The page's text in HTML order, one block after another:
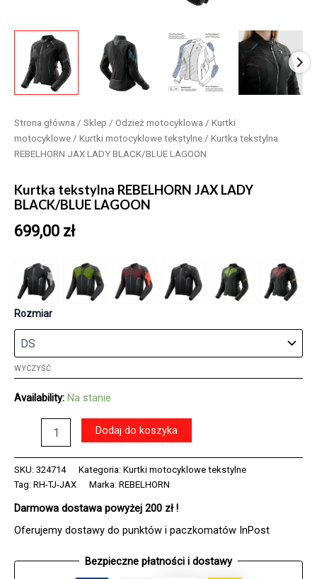
Strona główna / Sklep / Odzież motocyklowa / Kurtki
motocyklowe / Kurtki motocyklowe tekstylne / Kurtka tekstylna
REBELHORN JAX LADY BLACK/BLUE LAGOON
Kurtka tekstylna REBELHORN JAX LADY
BLACK/BLUE LAGOON
699,00 zł
Rozmiar
WYCZYŚĆ
Availability: Na stanie
REBELHORN
JAX
BLACK/BLUE
LAGOON
Dodaj do koszyka
SKU: 324714 Kategoria: Kurtki motocyklowe tekstylne
Tag: RH-TJ-JAX Marka: REBELHORN
Darmowa dostawa powyżej 200 zł !
Oferujemy dostawy do punktów i paczkomatów InPost
Bezpieczne płatności i dostawy